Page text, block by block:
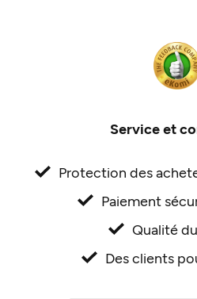
Service et
Protection des
Paiement
Qualité
Des clients